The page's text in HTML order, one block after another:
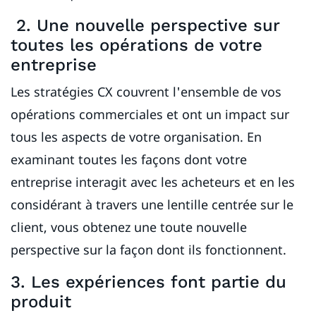
2. Une nouvelle perspective sur
toutes les opérations de votre
entreprise
Les stratégies CX couvrent l'ensemble de vos
opérations commerciales et ont un impact sur
tous les aspects de votre organisation. En
examinant toutes les façons dont votre
entreprise interagit avec les acheteurs et en les
considérant à travers une lentille centrée sur le
client, vous obtenez une toute nouvelle
perspective sur la façon dont ils fonctionnent.
3. Les expériences font partie du
produit